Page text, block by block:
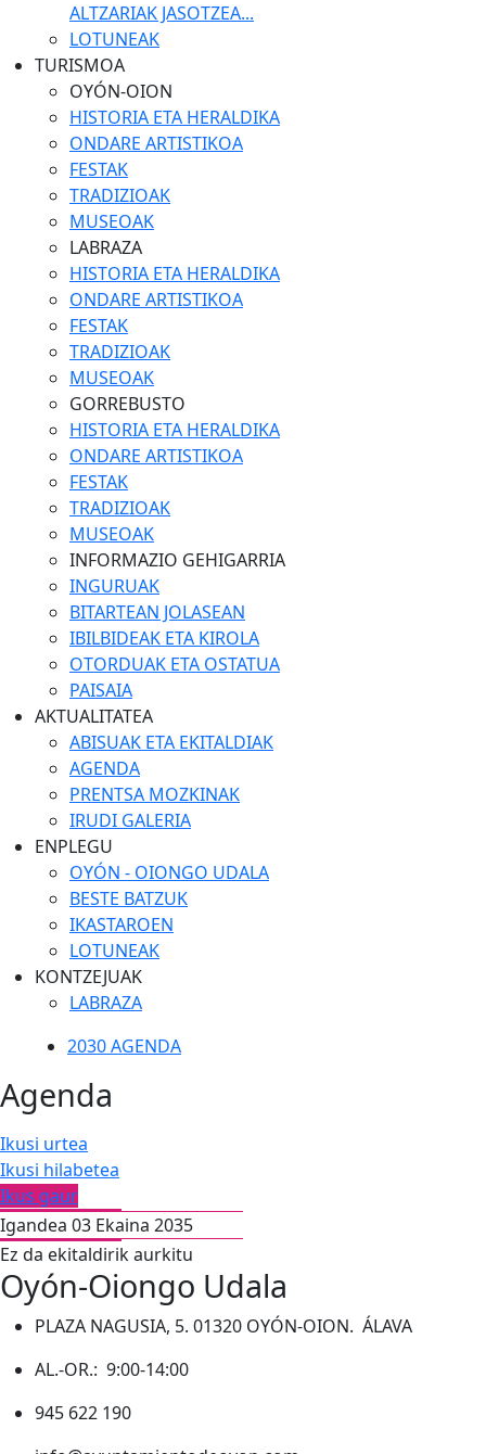
ALTZARIAK JASOTZEA...
LOTUNEAK
TURISMOA
OYÓN-OION
HISTORIA ETA HERALDIKA
ONDARE ARTISTIKOA
FESTAK
TRADIZIOAK
MUSEOAK
LABRAZA
HISTORIA ETA HERALDIKA
ONDARE ARTISTIKOA
FESTAK
TRADIZIOAK
MUSEOAK
GORREBUSTO
HISTORIA ETA HERALDIKA
ONDARE ARTISTIKOA
FESTAK
TRADIZIOAK
MUSEOAK
INFORMAZIO GEHIGARRIA
INGURUAK
BITARTEAN JOLASEAN
IBILBIDEAK ETA KIROLA
OTORDUAK ETA OSTATUA
PAISAIA
AKTUALITATEA
ABISUAK ETA EKITALDIAK
AGENDA
PRENTSA MOZKINAK
IRUDI GALERIA
ENPLEGU
OYÓN - OIONGO UDALA
BESTE BATZUK
IKASTAROEN
LOTUNEAK
KONTZEJUAK
LABRAZA
2030 AGENDA
Agenda
Ikusi urtea
Ikusi hilabetea
Ikus gaur
Igandea 03 Ekaina 2035
Ez da ekitaldirik aurkitu
Oyón-Oiongo Udala
PLAZA NAGUSIA, 5. 01320 OYÓN-OION. ÁLAVA
AL.-OR.: 9:00-14:00
945 622 190